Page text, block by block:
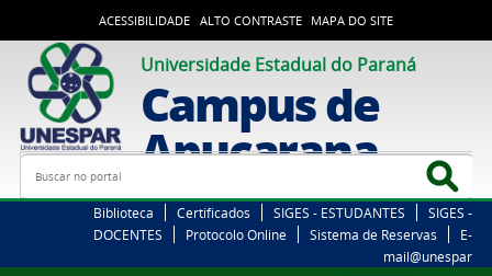
ACESSIBILIDADE ALTO CONTRASTE MAPA DO SITE
Universidade Estadual do Paraná
Campus de
Apucarana
Busca
Biblioteca Certificados SIGES - ESTUDANTES
SIGES -
DOCENTES
Protocolo Online Sistema de Reservas
E-
mail@unespar